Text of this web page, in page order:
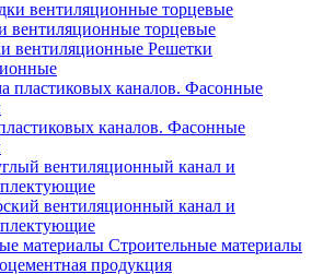
вентиляционные торцевые
Решетки
каналов. Фасонные
вентиляционный канал и
вентиляционный канал и
Строительные материалы